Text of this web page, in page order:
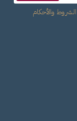
الشروط والأحكام